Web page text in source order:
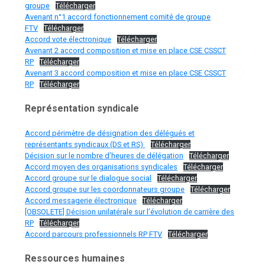
groupe
Télécharger
Avenant n°1 accord fonctionnement comité de groupe
FTV
Télécharger
Accord vote électronique
Télécharger
Avenant 2 accord composition et mise en place CSE CSSCT
RP
Télécharger
Avenant 3 accord composition et mise en place CSE CSSCT
RP
Télécharger
Représentation syndicale
Accord périmètre de désignation des délégués et
représentants syndicaux (DS et RS)
Télécharger
Décision sur le nombre d’heures de délégation
Télécharger
Accord moyen des organisations syndicales
Télécharger
Accord groupe sur le dialogue social
Télécharger
Accord groupe sur les coordonnateurs groupe
Télécharger
Accord messagerie électronique
Télécharger
[OBSOLETE] Décision unilatérale sur l’évolution de carrière des
RP
Télécharger
Accord parcours professionnels RP FTV
Télécharger
Ressources humaines